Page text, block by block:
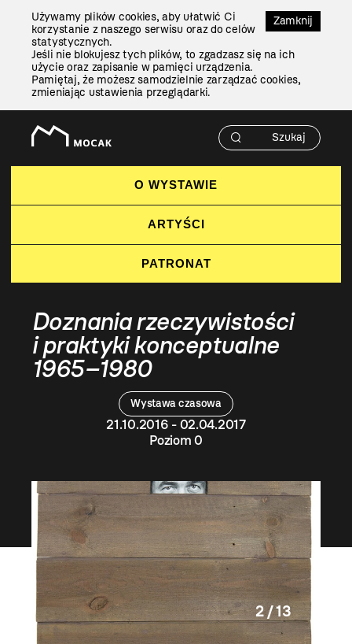
Zamknij
Używamy plików cookies, aby ułatwić Ci
korzystanie z naszego serwisu oraz do celów
statystycznych.
Jeśli nie blokujesz tych plików, to zgadzasz się na ich
użycie oraz zapisanie w pamięci urządzenia.
Pamiętaj, że możesz samodzielnie zarządzać cookies,
zmieniając ustawienia przeglądarki.
O WYSTAWIE
ARTYŚCI
PATRONAT
Wystawa czasowa
21.10.2016 - 02.04.2017
Poziom 0
Doznania rzeczywistości
i praktyki konceptualne
1965–1980
2 / 13